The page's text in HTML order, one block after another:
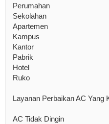
Perumahan
Sekolahan
Apartemen
Kampus
Kantor
Pabrik
Hotel
Ruko
Layanan Perbaikan AC Yang
AC Tidak Dingin